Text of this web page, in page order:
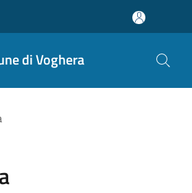
di Voghera